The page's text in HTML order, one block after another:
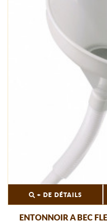
+ DE DÉTAILS
ENTONNOIR A BEC